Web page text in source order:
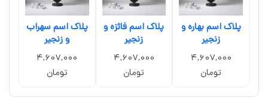
پلاک اسم بهاره و
زنجیر
4,607,000
تومان
پلاک اسم فائزه و
زنجیر
4,607,000
تومان
پلاک اسم سهراب
و زنجیر
4,607,000
تومان